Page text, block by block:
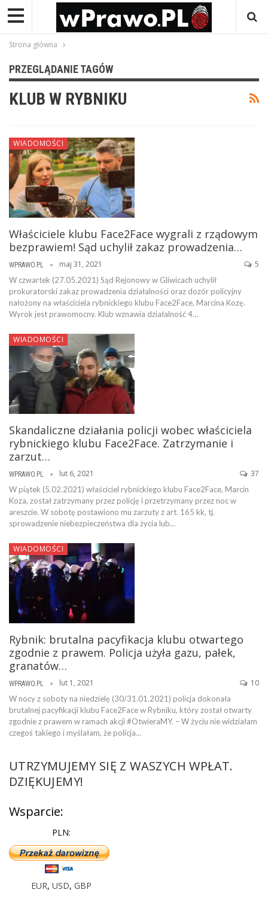
Strona główna
PRZEGLĄDANIE TAGÓW
KLUB W RYBNIKU
WIADOMOŚCI
Właściciele klubu Face2Face wygrali z rządowym
bezprawiem! Sąd uchylił zakaz prowadzenia…
WPRAWO.PL maj 31, 2021 5
W czwartek (27.05.2021) Sąd Rejonowy w Gliwicach uchylił
prokuratorski zakaz prowadzenia działalności oraz dozór policyjny
nałożony na właściciela rybnickiego klubu Face2Face, Marcina Kozę.
Wyrok jest prawomocny. Klub wznawia działalność 4…
WIADOMOŚCI
Skandaliczne działania policji wobec właściciela
rybnickiego klubu Face2Face. Zatrzymanie i
zarzut…
WPRAWO.PL lut 6, 2021 37
W piątek (5.02.2021) właściciel rybnickiego klubu Face2Face, Marcin
Koza, został zatrzymany przez policję i przetrzymany przez noc w
areszcie. W sobotę postawiono mu zarzuty z art. 165 kk, tj.
sprowadzenie niebezpieczeństwa dla życia lub…
WIADOMOŚCI
Rybnik: brutalna pacyfikacja klubu otwartego
zgodnie z prawem. Policja użyła gazu, pałek,
granatów…
WPRAWO.PL lut 1, 2021 10
W nocy z soboty na niedzielę (30/31.01.2021) policja dokonała
brutalnej pacyfikacji klubu Face2Face w Rybniku, który został otwarty
zgodnie z prawem w ramach akcji #OtwieraMY. – W życiu nie widziałam
czegoś takiego i myślałam, że policja…
UTRZYMUJEMY SIĘ Z WASZYCH WPŁAT.
DZIĘKUJEMY!
Wsparcie:
PLN:
EUR, USD, GBP